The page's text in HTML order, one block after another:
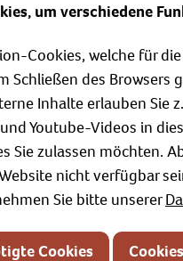
um verschiedene
Cookies, welche für
Schließen des Browsers
Inhalte erlauben Sie
Youtube-Videos in
Sie zulassen möchten.
nicht verfügbar
Sie bitte unserer
Cookies